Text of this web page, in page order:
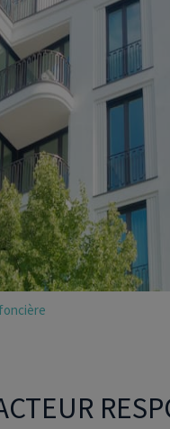
d’entreprise
Nue propriété
Déficit foncier
Loi Pinel